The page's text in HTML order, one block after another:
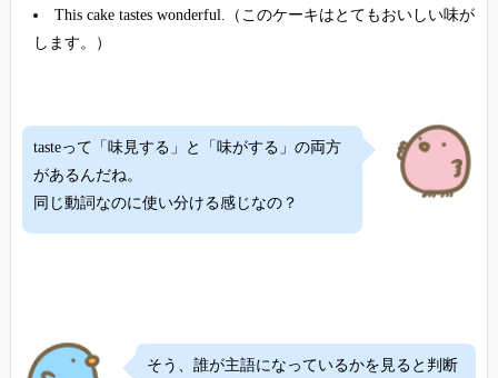
This cake tastes wonderful.（このケーキはとてもおいしい味が
します。）
tasteって「味見する」と「味がする」の両方
があるんだね。
同じ動詞なのに使い分ける感じなの？
そう、誰が主語になっているかを見ると判断